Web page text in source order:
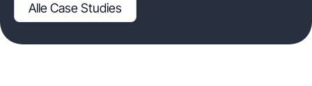
Alle Case Studies